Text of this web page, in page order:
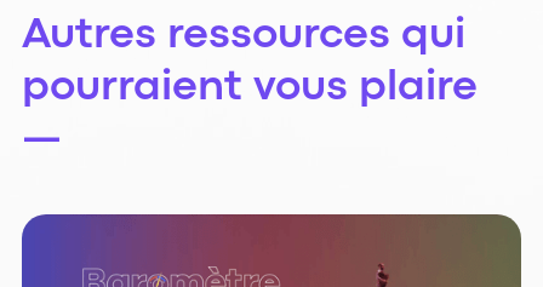
Autres ressources qui
pourraient vous plaire
—